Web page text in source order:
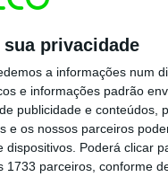
privacidade
a informações num
e informações padrão
publicidade e conteúdos,
e os nossos parceiros
Poderá clicar
parceiros, conforme
são apenas
apresentadas
reais,
vitimam os
dizer que há
as entidades